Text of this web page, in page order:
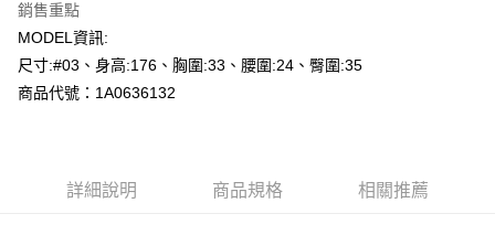
AFTEE先享後付
相關說明
AFTEE先享後付是「在收到商品之後才付款」的支付方式。 讓您購物簡單
３．安心：先確認商品／服務後，再付款。
ATM付款
全家--滿2000元免運
銷售重點
MODEL資訊:
尺寸:#03、身高:176、胸圍:33、腰圍:24、臀圍:35
商品代號：1A0636132
詳細說明 商品規格 相關推薦